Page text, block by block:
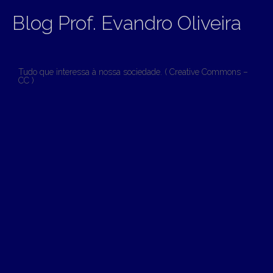
Blog Prof. Evandro Oliveira
Tudo que interessa à nossa sociedade. ( Creative Commons –
CC )